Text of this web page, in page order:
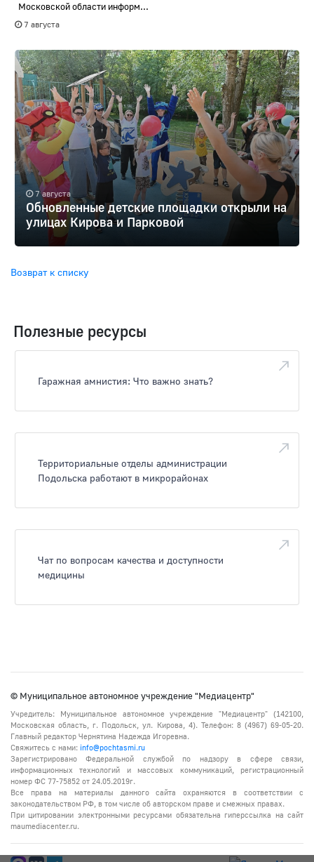
Московской области информ...
7 августа
7 августа
Обновленные детские площадки открыли на
улицах Кирова и Парковой
Возврат к списку
Полезные ресурсы
Гаражная амнистия: Что важно знать?
Территориальные отделы администрации
Подольска работают в микрорайонах
Чат по вопросам качества и доступности
медицины
© Муниципальное автономное учреждение "Медиацентр"
Учредитель: Муниципальное автономное учреждение "Медиацентр" (142100,
Московская область, г. Подольск, ул. Кирова, 4). Телефон: 8 (4967) 69-05-20.
Главный редактор Чернятина Надежда Игоревна.
Свяжитесь с нами: info@pochtasmi.ru
Зарегистрировано Федеральной службой по надзору в сфере связи,
информационных технологий и массовых коммуникаций, регистрационный
номер ФС 77-75852 от 24.05.2019г.
Все права на материалы данного сайта охраняются в соответствии с
законодательством РФ, в том числе об авторском праве и смежных правах.
При цитировании электронными ресурсами обязательна гиперссылка на сайт
maumediacenter.ru.